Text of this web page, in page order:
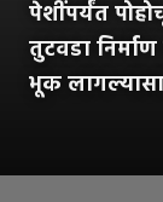
पेशींपर्यंत
तुटवडा
भूक